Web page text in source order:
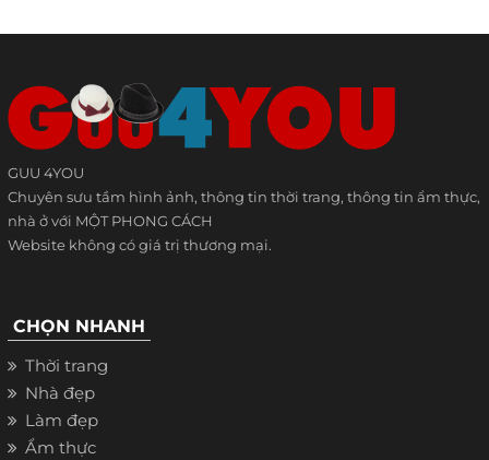
GUU 4YOU
Chuyên sưu tầm hình ảnh, thông tin thời trang, thông tin ẩm thực,
nhà ở với MỘT PHONG CÁCH
Website không có giá trị thương mại.
CHỌN NHANH
Thời trang
Nhà đẹp
Làm đẹp
Ẩm thực